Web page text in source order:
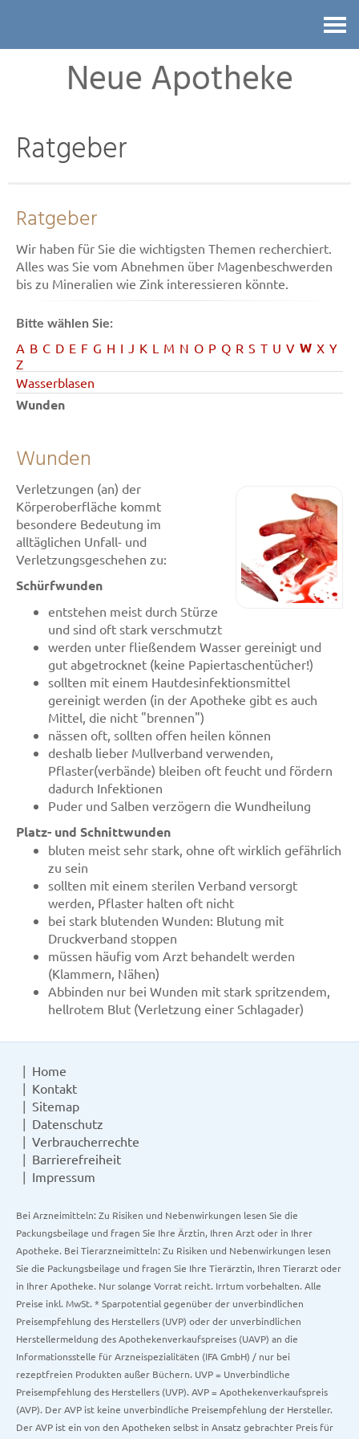
Neue Apotheke
Ratgeber
Ratgeber
Wir haben für Sie die wichtigsten Themen recherchiert.
Alles was Sie vom Abnehmen über Magenbeschwerden
bis zu Mineralien wie Zink interessieren könnte.
Bitte wählen Sie:
A B C D E F G H I J K L M N O P Q R S T U V W X Y
Z
Wasserblasen
Wunden
Wunden
Verletzungen (an) der
Körperoberfläche kommt
besondere Bedeutung im
alltäglichen Unfall- und
Verletzungsgeschehen zu:
Schürfwunden
entstehen meist durch Stürze
und sind oft stark verschmutzt
werden unter fließendem Wasser gereinigt und
gut abgetrocknet (keine Papiertaschentücher!)
sollten mit einem Hautdesinfektionsmittel
gereinigt werden (in der Apotheke gibt es auch
Mittel, die nicht "brennen")
nässen oft, sollten offen heilen können
deshalb lieber Mullverband verwenden,
Pflaster(verbände) bleiben oft feucht und fördern
dadurch Infektionen
Puder und Salben verzögern die Wundheilung
Platz- und Schnittwunden
bluten meist sehr stark, ohne oft wirklich gefährlich
zu sein
sollten mit einem sterilen Verband versorgt
werden, Pflaster halten oft nicht
bei stark blutenden Wunden: Blutung mit
Druckverband stoppen
müssen häufig vom Arzt behandelt werden
(Klammern, Nähen)
Abbinden nur bei Wunden mit stark spritzendem,
hellrotem Blut (Verletzung einer Schlagader)
Home
Kontakt
Sitemap
Datenschutz
Verbraucherrechte
Barrierefreiheit
Impressum
Bei Arzneimitteln: Zu Risiken und Nebenwirkungen lesen Sie die
Packungsbeilage und fragen Sie Ihre Ärztin, Ihren Arzt oder in Ihrer
Apotheke. Bei Tierarzneimitteln: Zu Risiken und Nebenwirkungen lesen
Sie die Packungsbeilage und fragen Sie Ihre Tierärztin, Ihren Tierarzt oder
in Ihrer Apotheke. Nur solange Vorrat reicht. Irrtum vorbehalten. Alle
Preise inkl. MwSt. * Sparpotential gegenüber der unverbindlichen
Preisempfehlung des Herstellers (UVP) oder der unverbindlichen
Herstellermeldung des Apothekenverkaufspreises (UAVP) an die
Informationsstelle für Arzneispezialitäten (IFA GmbH) / nur bei
rezeptfreien Produkten außer Büchern. UVP = Unverbindliche
Preisempfehlung des Herstellers (UVP). AVP = Apothekenverkaufspreis
(AVP). Der AVP ist keine unverbindliche Preisempfehlung der Hersteller.
Der AVP ist ein von den Apotheken selbst in Ansatz gebrachter Preis für